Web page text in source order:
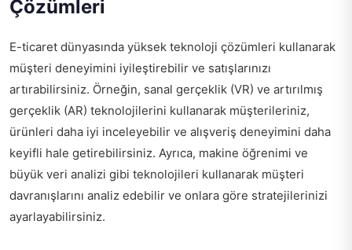
Çözümleri
E-ticaret dünyasında yüksek teknoloji çözümleri kullanarak
müşteri deneyimini iyileştirebilir ve satışlarınızı
artırabilirsiniz. Örneğin, sanal gerçeklik (VR) ve artırılmış
gerçeklik (AR) teknolojilerini kullanarak müşterileriniz,
ürünleri daha iyi inceleyebilir ve alışveriş deneyimini daha
keyifli hale getirebilirsiniz. Ayrıca, makine öğrenimi ve
büyük veri analizi gibi teknolojileri kullanarak müşteri
davranışlarını analiz edebilir ve onlara göre stratejilerinizi
ayarlayabilirsiniz.